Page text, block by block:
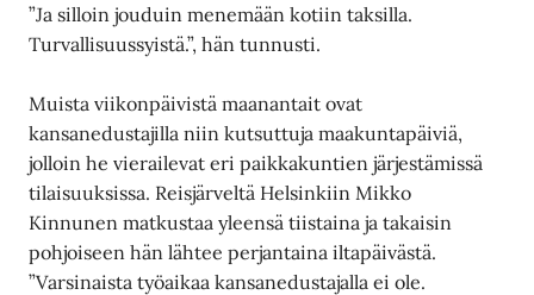
”Ja silloin jouduin menemään kotiin taksilla.
Turvallisuussyistä.”, hän tunnusti.
Muista viikonpäivistä maanantait ovat
kansanedustajilla niin kutsuttuja maakuntapäiviä,
jolloin he vierailevat eri paikkakuntien järjestämissä
tilaisuuksissa. Reisjärveltä Helsinkiin Mikko
Kinnunen matkustaa yleensä tiistaina ja takaisin
pohjoiseen hän lähtee perjantaina iltapäivästä.
”Varsinaista työaikaa kansanedustajalla ei ole.